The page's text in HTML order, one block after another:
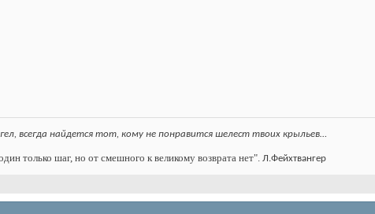
всегда найдется тот, кому не понравится шелест твоих крыльев…
только шаг, но от смешного к великому возврата нет". Л.Фейхтвангер